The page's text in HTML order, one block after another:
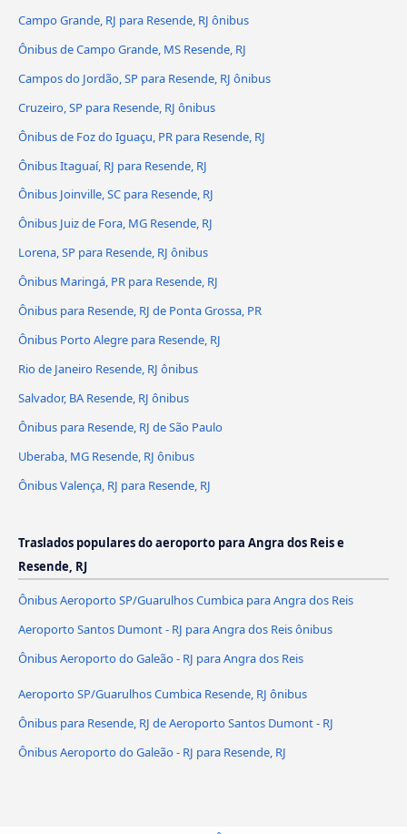
Campo Grande, RJ para Resende, RJ ônibus
Ônibus de Campo Grande, MS Resende, RJ
Campos do Jordão, SP para Resende, RJ ônibus
Cruzeiro, SP para Resende, RJ ônibus
Ônibus de Foz do Iguaçu, PR para Resende, RJ
Ônibus Itaguaí, RJ para Resende, RJ
Ônibus Joinville, SC para Resende, RJ
Ônibus Juiz de Fora, MG Resende, RJ
Lorena, SP para Resende, RJ ônibus
Ônibus Maringá, PR para Resende, RJ
Ônibus para Resende, RJ de Ponta Grossa, PR
Ônibus Porto Alegre para Resende, RJ
Rio de Janeiro Resende, RJ ônibus
Salvador, BA Resende, RJ ônibus
Ônibus para Resende, RJ de São Paulo
Uberaba, MG Resende, RJ ônibus
Ônibus Valença, RJ para Resende, RJ
Traslados populares do aeroporto para Angra dos Reis e
Resende, RJ
Ônibus Aeroporto SP/Guarulhos Cumbica para Angra dos Reis
Aeroporto Santos Dumont - RJ para Angra dos Reis ônibus
Ônibus Aeroporto do Galeão - RJ para Angra dos Reis
Aeroporto SP/Guarulhos Cumbica Resende, RJ ônibus
Ônibus para Resende, RJ de Aeroporto Santos Dumont - RJ
Ônibus Aeroporto do Galeão - RJ para Resende, RJ